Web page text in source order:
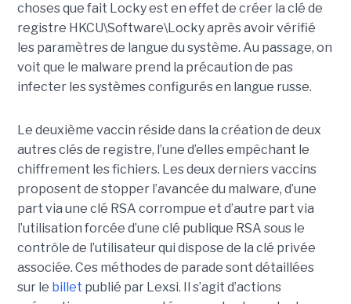
choses que fait Locky est en effet de créer la clé de
registre HKCU\Software\Locky après avoir vérifié
les paramètres de langue du système. Au passage, on
voit que le malware prend la précaution de pas
infecter les systèmes configurés en langue russe.
Le deuxième vaccin réside dans la création de deux
autres clés de registre, l’une d’elles empêchant le
chiffrement les fichiers. Les deux derniers vaccins
proposent de stopper l’avancée du malware, d’une
part via une clé RSA corrompue et d’autre part via
l’utilisation forcée d’une clé publique RSA sous le
contrôle de l’utilisateur qui dispose de la clé privée
associée. Ces méthodes de parade sont détaillées
sur le billet publié par Lexsi. Il s’agit d’actions